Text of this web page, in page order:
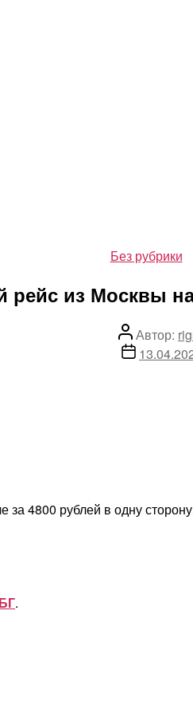
Рубрики
Без рубрики
рейс из Москвы
Автор
записи
Автор:
Дата
4800 рублей в одну
.